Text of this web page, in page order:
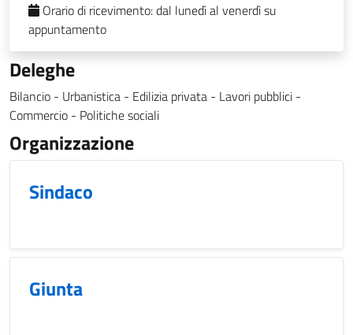
Orario di ricevimento:dal lunedì al venerdì su
appuntamento
Deleghe
Bilancio - Urbanistica - Edilizia privata - Lavori pubblici -
Commercio - Politiche sociali
Organizzazione
Sindaco
Giunta